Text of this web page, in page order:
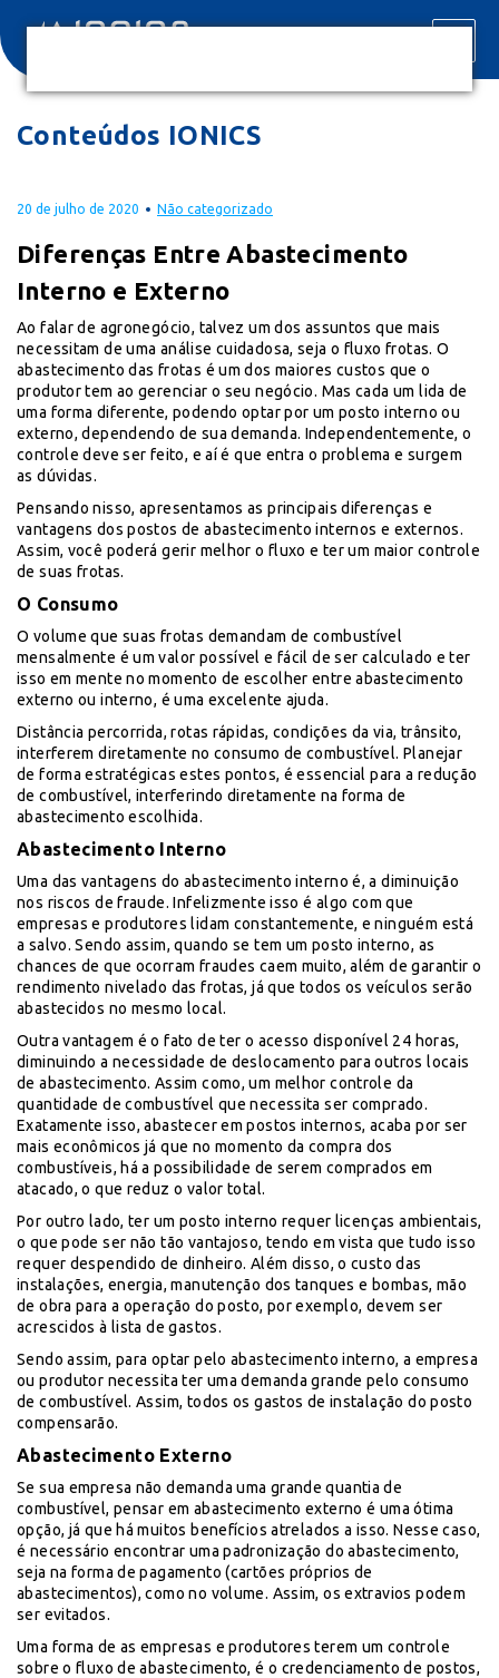
Conteúdos IONICS
20 de julho de 2020 Não categorizado
Diferenças Entre Abastecimento
Interno e Externo
Ao falar de agronegócio, talvez um dos assuntos que mais
necessitam de uma análise cuidadosa, seja o fluxo frotas. O
abastecimento das frotas é um dos maiores custos que o
produtor tem ao gerenciar o seu negócio. Mas cada um lida de
uma forma diferente, podendo optar por um posto interno ou
externo, dependendo de sua demanda. Independentemente, o
controle deve ser feito, e aí é que entra o problema e surgem
as dúvidas.
Pensando nisso, apresentamos as principais diferenças e
vantagens dos postos de abastecimento internos e externos.
Assim, você poderá gerir melhor o fluxo e ter um maior controle
de suas frotas.
O Consumo
O volume que suas frotas demandam de combustível
mensalmente é um valor possível e fácil de ser calculado e ter
isso em mente no momento de escolher entre abastecimento
externo ou interno, é uma excelente ajuda.
Distância percorrida, rotas rápidas, condições da via, trânsito,
interferem diretamente no consumo de combustível. Planejar
de forma estratégicas estes pontos, é essencial para a redução
de combustível, interferindo diretamente na forma de
abastecimento escolhida.
Abastecimento Interno
Uma das vantagens do abastecimento interno é, a diminuição
nos riscos de fraude. Infelizmente isso é algo com que
empresas e produtores lidam constantemente, e ninguém está
a salvo. Sendo assim, quando se tem um posto interno, as
chances de que ocorram fraudes caem muito, além de garantir o
rendimento nivelado das frotas, já que todos os veículos serão
abastecidos no mesmo local.
Outra vantagem é o fato de ter o acesso disponível 24 horas,
diminuindo a necessidade de deslocamento para outros locais
de abastecimento. Assim como, um melhor controle da
quantidade de combustível que necessita ser comprado.
Exatamente isso, abastecer em postos internos, acaba por ser
mais econômicos já que no momento da compra dos
combustíveis, há a possibilidade de serem comprados em
atacado, o que reduz o valor total.
Por outro lado, ter um posto interno requer licenças ambientais,
o que pode ser não tão vantajoso, tendo em vista que tudo isso
requer despendido de dinheiro. Além disso, o custo das
instalações, energia, manutenção dos tanques e bombas, mão
de obra para a operação do posto, por exemplo, devem ser
acrescidos à lista de gastos.
Sendo assim, para optar pelo abastecimento interno, a empresa
ou produtor necessita ter uma demanda grande pelo consumo
de combustível. Assim, todos os gastos de instalação do posto
compensarão.
Abastecimento Externo
Se sua empresa não demanda uma grande quantia de
combustível, pensar em abastecimento externo é uma ótima
opção, já que há muitos benefícios atrelados a isso. Nesse caso,
é necessário encontrar uma padronização do abastecimento,
seja na forma de pagamento (cartões próprios de
abastecimentos), como no volume. Assim, os extravios podem
ser evitados.
Uma forma de as empresas e produtores terem um controle
sobre o fluxo de abastecimento, é o credenciamento de postos,